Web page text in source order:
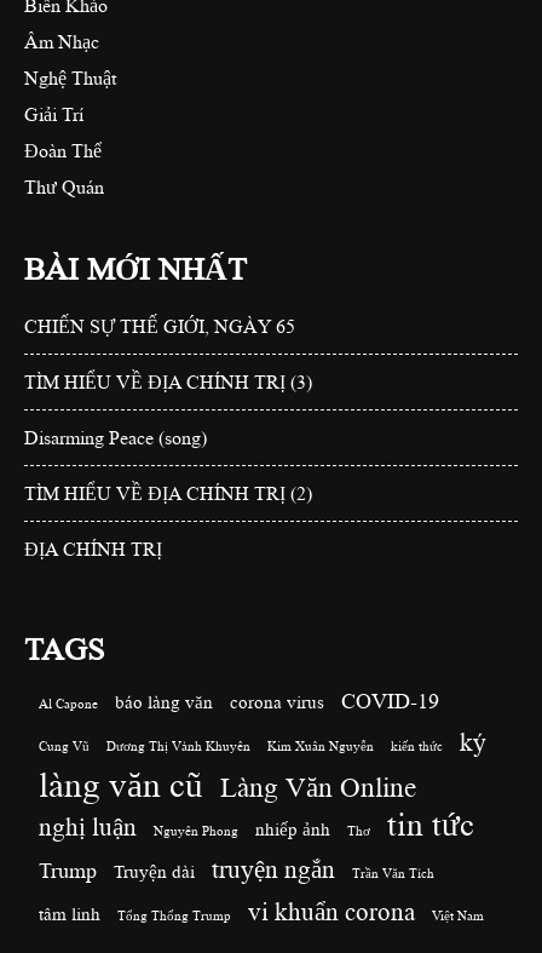
Biên Khảo
Âm Nhạc
Nghệ Thuật
Giải Trí
Đoàn Thể
Thư Quán
BÀI MỚI NHẤT
CHIẾN SỰ THẾ GIỚI, NGÀY 65
TÌM HIỂU VỀ ĐỊA CHÍNH TRỊ (3)
Disarming Peace (song)
TÌM HIỂU VỀ ĐỊA CHÍNH TRỊ (2)
ĐỊA CHÍNH TRỊ
TAGS
Al Capone báo làng văn corona virus COVID-19
Cung Vũ Dương Thị Vành Khuyên Kim Xuân Nguyễn kiến thức ký
làng văn cũ Làng Văn Online
nghị luận Nguyên Phong nhiếp ảnh Thơ tin tức
Trump Truyện dài truyện ngắn Trần Văn Tích
tâm linh Tổng Thống Trump vi khuẩn corona Việt Nam